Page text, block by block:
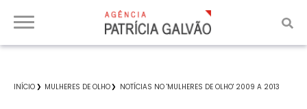
INÍCIO MULHERES DE OLHO NOTÍCIAS NO 'MULHERES DE OLHO' 2009 A 2013